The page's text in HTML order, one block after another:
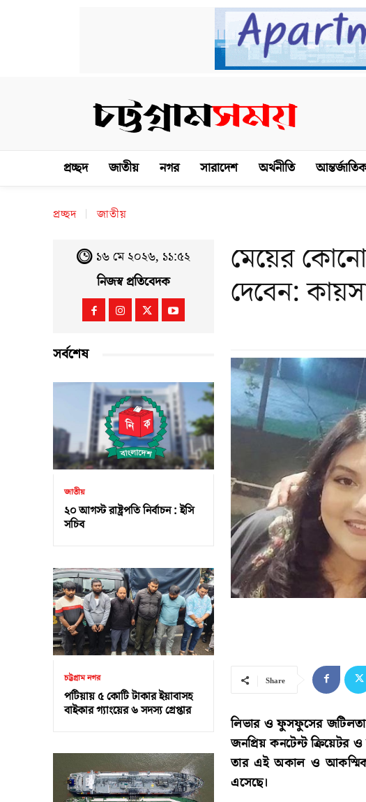
প্রচ্ছদ জাতীয় নগর সারাদেশ অর্থনীতি
প্রচ্ছদ জাতীয়
১৬ মে ২০২৬, ১১:৫২
নিজস্ব প্রতিবেদক
সর্বশেষ
জাতীয়
২০ আগস্ট রাষ্ট্রপতি নির্বাচন : ইসি
সচিব
চট্টগ্রাম নগর
পটিয়ায় ৫ কোটি টাকার ইয়াবাসহ
বাইকার গ্যাংয়ের ৬ সদস্য গ্রেপ্তার
মেয়ের
দেবেন:
Share
লিভার ও ফুসফুসের জটিলতায়
জনপ্রিয় কনটেন্ট ক্রিয়েটর ও
তার এই অকাল ও আকস্মিক
এসেছে।